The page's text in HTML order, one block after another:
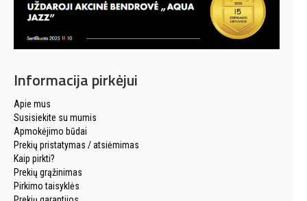
Informacija pirkėjui
Apie mus
Susisiekite su mumis
Apmokėjimo būdai
Prekių pristatymas / atsiėmimas
Kaip pirkti?
Prekių grąžinimas
Pirkimo taisyklės